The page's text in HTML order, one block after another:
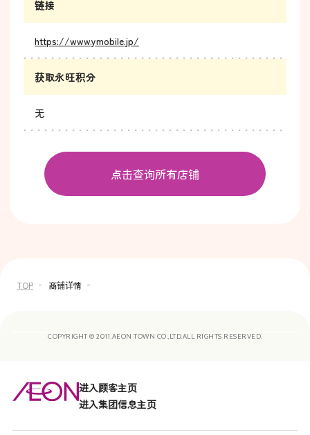
链接
https://www.ymobile.jp/
获取永旺积分
无
点击查询所有店铺
TOP 商铺详情
COPYRIGHT © 2011,AEON TOWN CO.,LTD.ALL RIGHTS RESERVED.
进入顾客主页
进入集团信息主页